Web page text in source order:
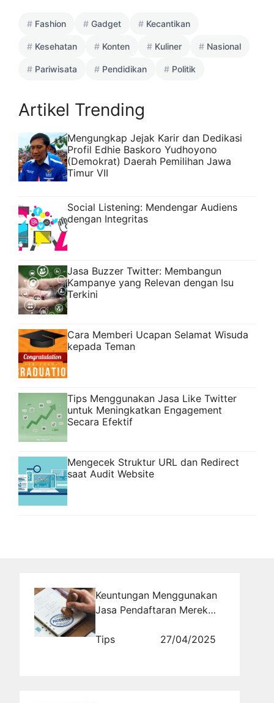
Fashion Gadget Kecantikan
Kesehatan Konten Kuliner Nasional
Pariwisata Pendidikan Politik
Artikel Trending
Mengungkap Jejak Karir dan Dedikasi
Profil Edhie Baskoro Yudhoyono
(Demokrat) Daerah Pemilihan Jawa
Timur VII
Social Listening: Mendengar Audiens
dengan Integritas
Jasa Buzzer Twitter: Membangun
Kampanye yang Relevan dengan Isu
Terkini
Cara Memberi Ucapan Selamat Wisuda
kepada Teman
Tips Menggunakan Jasa Like Twitter
untuk Meningkatkan Engagement
Secara Efektif
Mengecek Struktur URL dan Redirect
saat Audit Website
Keuntungan Menggunakan
Jasa Pendaftaran Merek
Tips
27/04/2025